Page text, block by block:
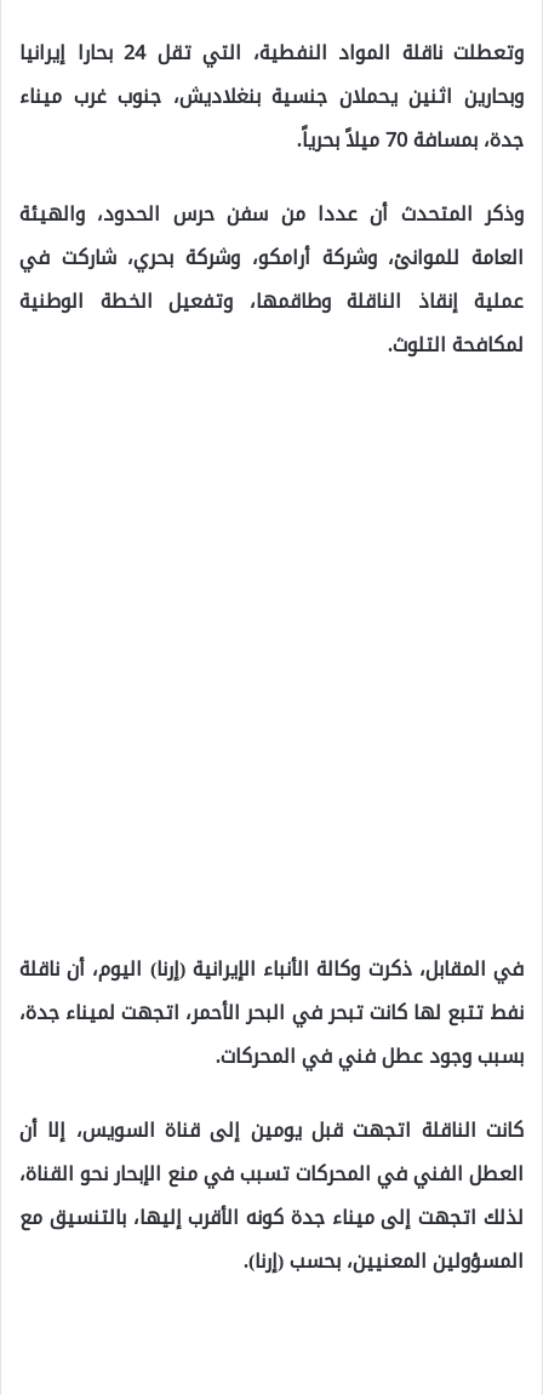
وتعطلت ناقلة المواد النفطية، التي تقل 24 بحارا إيرانيا
وبحارين اثنين يحملان جنسية بنغلاديش، جنوب غرب ميناء
جدة، بمسافة 70 ميلاً بحرياً.
وذكر المتحدث أن عددا من سفن حرس الحدود، والهيئة
العامة للموانئ، وشركة أرامكو، وشركة بحري، شاركت في
عملية إنقاذ الناقلة وطاقمها، وتفعيل الخطة الوطنية
لمكافحة التلوث.
في المقابل، ذكرت وكالة الأنباء الإيرانية (إرنا) اليوم، أن ناقلة
نفط تتبع لها كانت تبحر في البحر الأحمر، اتجهت لميناء جدة،
بسبب وجود عطل فني في المحركات.
كانت الناقلة اتجهت قبل يومين إلى قناة السويس، إلا أن
العطل الفني في المحركات تسبب في منع الإبحار نحو القناة،
لذلك اتجهت إلى ميناء جدة كونه الأقرب إليها، بالتنسيق مع
المسؤولين المعنيين، بحسب (إرنا).